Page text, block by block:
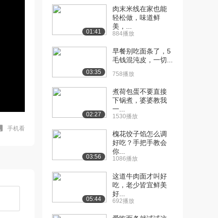
手机看
01:41
肉末米线在家也能
轻松做，味道鲜
美，...
884播放
03:35
早餐别吃面条了，5
毛钱混沌皮，一切...
758播放
02:27
煮荷包蛋不要直接
下锅煮，婆婆教我
一...
1530播放
03:56
槐花饺子馅怎么调
好吃？手把手教会
你...
1086播放
05:44
这道牛肉面才叫好
吃，老少皆宜鲜美
好...
692播放